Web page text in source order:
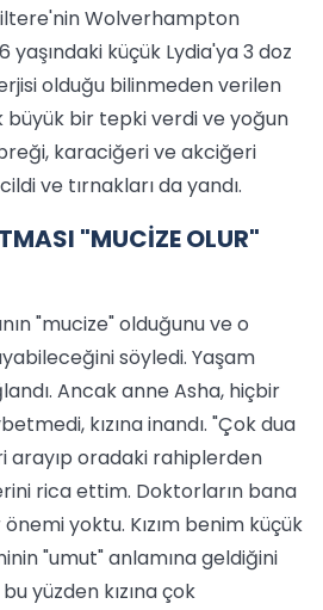
Wolverhampton
küçük Lydia'ya 3 doz
olduğu bilinmeden verilen
büyük bir tepki verdi ve yoğun
karaciğeri ve akciğeri
ve tırnakları da yandı.
"MUCİZE OLUR"
"mucize" olduğunu ve o
söyledi. Yaşam
Ancak anne Asha, hiçbir
kızına inandı. "Çok dua
arayıp oradaki rahiplerden
rica ettim. Doktorların bana
yoktu. Kızım benim küçük
"umut" anlamına geldiğini
yüzden kızına çok